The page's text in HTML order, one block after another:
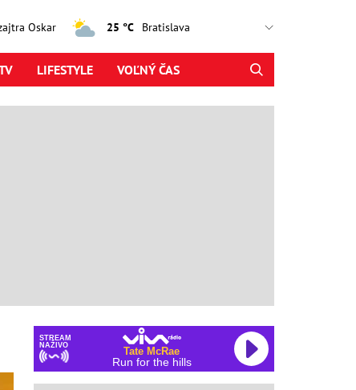
Oskar 25 °C
LIFESTYLE VOĽNÝ ČAS
STREAM
NAŽIVO
Tate McRae
Run for the hills